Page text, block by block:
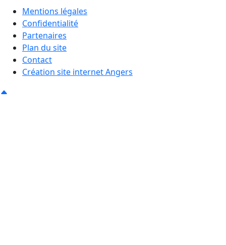
Mentions légales
Confidentialité
Partenaires
Plan du site
Contact
Création site internet Angers